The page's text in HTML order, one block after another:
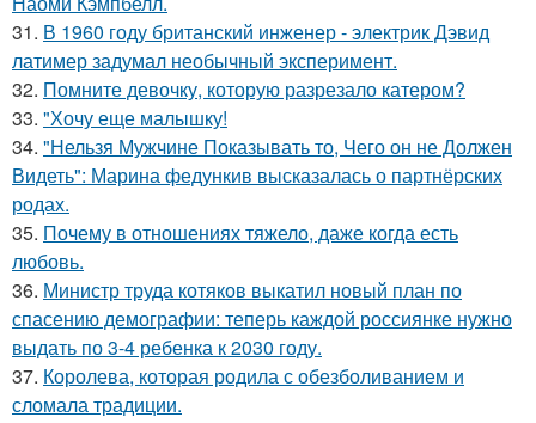
31. В 1960 году британский инженер - электрик Дэвид
латимер задумал необычный эксперимент.
32. Помните девочку, которую разрезало катером?
33. "Хочу еще малышку!
34. "Нельзя Мужчине Показывать то, Чего он не Должен
Видеть": Марина федункив высказалась о партнёрских
родах.
35. Почему в отношениях тяжело, даже когда есть
любовь.
36. Министр труда котяков выкатил новый план по
спасению демографии: теперь каждой россиянке нужно
выдать по 3-4 ребенка к 2030 году.
37. Королева, которая родила с обезболиванием и
сломала традиции.